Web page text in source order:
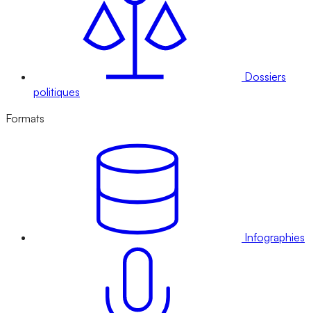
Dossiers
politiques
Formats
Infographies